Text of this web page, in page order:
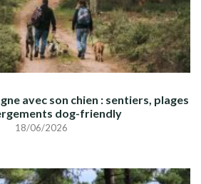
avec son chien : sentiers, plages
dog-friendly
18/06/2026